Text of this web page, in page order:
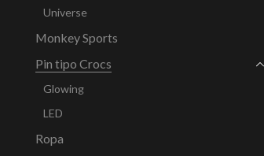
Universe
Monkey Sports
Pin tipo Crocs
Glowing
LED
Ropa